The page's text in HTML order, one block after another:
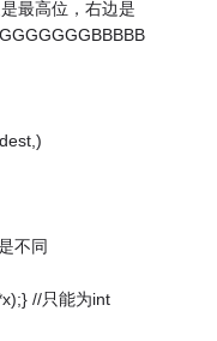
最高位，右边是
不同
//只能为int